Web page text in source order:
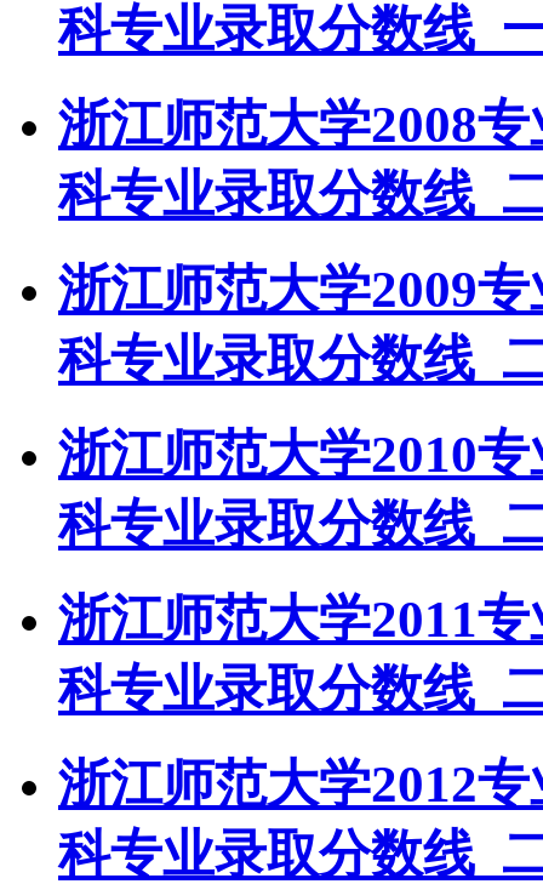
科专业录取分数线_
浙江师范大学2008
科专业录取分数线_
浙江师范大学2009
科专业录取分数线_
浙江师范大学2010
科专业录取分数线_
浙江师范大学2011
科专业录取分数线_
浙江师范大学2012
科专业录取分数线_